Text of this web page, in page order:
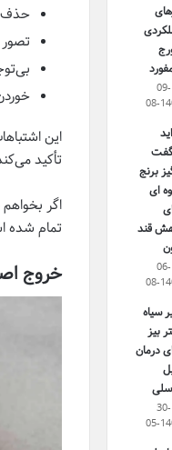
حذف
تأکید
اگر
تمام شده
خروج
09-
08-
برنج
ای
قند
06-
08-
سیاه
بیز
درمان
30-
05-